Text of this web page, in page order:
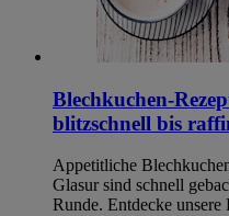
Blechkuchen-
blitzschnell bis
Appetitliche
Glasur sind schnell
Runde. Entdecke unsere